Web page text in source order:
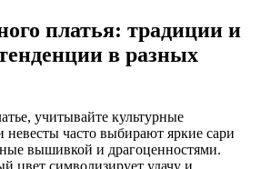
платья: традиции и
в разных
учитывайте культурные
часто выбирают яркие сари
вышивкой и драгоценностями.